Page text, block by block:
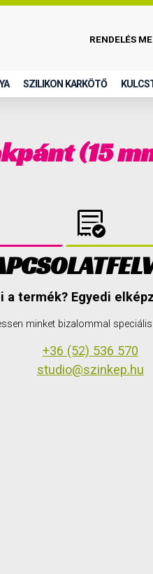
RENDELÉS
SZILIKON KARKÖTŐ
(15
order_approve
a termék? Egyedi
minket bizalommal speciális
+36 (52) 536 570
studio@szinkep.hu